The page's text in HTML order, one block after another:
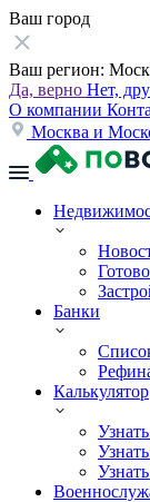
Ваш город
Ваш регион:
Да, верно Нет,
О компании
Москва и
Банки
Калькулятор